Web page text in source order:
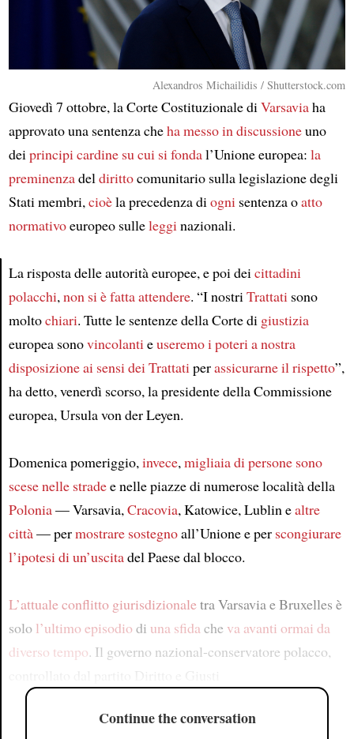
Article
Alexandros Michailidis / Shutterstock.com
Giovedì 7 ottobre, la Corte Costituzionale diVarsaviaha
approvato una sentenza cheha messo in discussioneuno
deiprincipi cardine su cui si fondal’Unione europea: la
preminenzadeldirittocomunitario sulla legislazione degli
Stati membri,cioèla precedenza diognisentenza oatto
normativoeuropeo sullelegginazionali.
La risposta delle autorità europee, e poi deicittadini
polacchi,non si è fatta attendere. “I nostriTrattatisono
moltochiari. Tutte le sentenze della Corte di giustizia
europea sonovincolantieuseremoi poteri a nostra
disposizioneai sensi dei Trattatiperassicurarne il rispetto”,
ha detto, venerdì scorso, la presidente della Commissione
europea, Ursula von der Leyen.
Domenica pomeriggio,invece,migliaia di persone sono
scese nelle stradee nelle piazze di numerose località della
Polonia— Varsavia,Cracovia, Katowice, Lublin ealtre
città— permostrare sostegnoall’Unione e per scongiurare
l’ipotesi diun’uscitadel Paese dal blocco.
L’attuale conflitto giurisdizionaletra Varsavia e Bruxelles è
solo l’ultimo episodio di una sfidache va avanti ormai da
diverso tempo. Il governo nazional-conservatore polacco,
Continue the conversation